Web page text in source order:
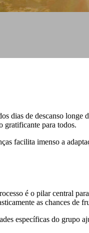
dias de descanso longe
gratificante para todos.
facilita imenso a
é o pilar central
as chances de
específicas do grupo